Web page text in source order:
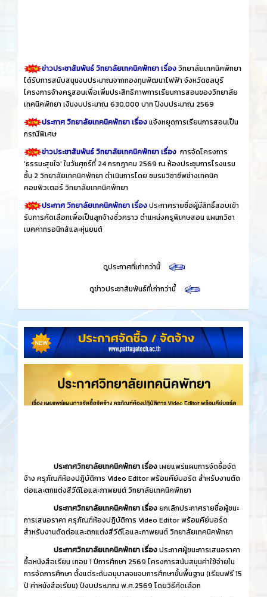
ข่าวประชาสัมพันธ์ วิทยาลัยเทคนิคพัทยา เรื่องวิทยาลัยเทคนิคพัทยา
ได้รับการสนับสนุนงบประมาณจากกองทุนพัฒนาไฟฟ้า จังหวัดชลบุรี
โครงการจ้างครูสอนเพื่อเพิ่มประสิทธิภาพการเรียนการสอนของวิทยาลัย
เทคนิคพัทยา เงินงบประมาณ 630,000 บาท ปีงบประมาณ 2569
ประกาศ วิทยาลัยเทคนิคพัทยา เรื่องแจ้งหยุดการเรียนการสอนเป็น
กรณีพิเศษ
ข่าวประชาสัมพันธ์ วิทยาลัยเทคนิคพัทยา เรื่อง การจัดโครงการ
'ธรรมะสุขใจ' ในวันศุกร์ที่ 24 กรกฎาคม 2569 ณ ห้องประชุมการโรงแรม
ชั้น 2 วิทยาลัยเทคนิคพัทยา ดำเนินการโดย ชมรมวิชาชีพช่างเทคนิค
คอมพิวเตอร์ วิทยาลัยเทคนิคพัทยา
ประกาศ วิทยาลัยเทคนิคพัทยา เรื่องประกาศรายชื่อผู้มีสิทธิ์สอบเข้า
รับการคัดเลือกเพื่อเป็นลูกจ้างชั่วคราว ตำแหน่งครูพิเศษสอน แผนกวิชา
เมคคาทรอนิกส์และหุ่นยนต์
ดูประกาศที่เก่ากว่านี้
ดูข่าวประชาสัมพันธ์ที่เก่ากว่านี้
ประกาศวิทยาลัยเทคนิคพัทยา เรื่องเผยแพร่แผนการจัดซื้อจัด
จ้าง ครุภัณฑ์ห้องปฎิบัติการ Video Editor พร้อมคีย์บอร์ด สำหรับงานตัด
ต่อและตกแต่งสีวีดีโอและภาพยนต์ วิทยาลัยเทคนิคพัทยา
ประกาศวิทยาลัยเทคนิคพัทยา เรื่องยกเลิกประกาศรายชื่อผู้ชนะ
การเสนอราคา ครุภัณฑ์ห้องปฎิบัติการ Video Editor พร้อมคีย์บอร์ด
สำหรับงานตัดต่อและตกแต่งสีวีดีโอและภาพยนต์ วิทยาลัยเทคนิคพัทยา
ประกาศวิทยาลัยเทคนิคพัทยา เรื่องประกาศผู้ชนะการเสนอราคา
ซื้อหนังสือเรียน เทอม 1 ปีการศึกษา 2569 โครงการสนับสนุนค่าใช้จ่ายใน
การจัดการศึกษา ตั้งแต่ระดับอนุบาลจนจบการศึกษาขั้นพื้นฐาน (เรียนฟรี 15
ปี ค่าหนังสือเรียน) ปีงบประมาณ พ.ศ.2569 โดยวิธีคัดเลือก